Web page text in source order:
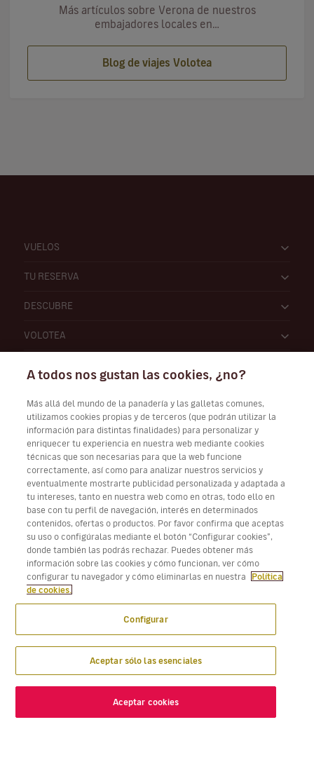
Más artículos sobre Verona de nuestros
embajadores locales en…
Blog de viajes Volotea
VUELOS
TU RESERVA
DESCUBRE
VOLOTEA
Trabaja con nosotros
Descarga Volotea App para iOS y Android
A todos nos gustan las cookies, ¿no?
Más allá del mundo de la panadería y las galletas comunes,
utilizamos cookies propias y de terceros (que podrán utilizar la
información para distintas finalidades) para personalizar y
enriquecer tu experiencia en nuestra web mediante cookies
técnicas que son necesarias para que la web funcione
correctamente, así como para analizar nuestros servicios y
eventualmente mostrarte publicidad personalizada y adaptada a
tu intereses, tanto en nuestra web como en otras, todo ello en
base con tu perfil de navegación, interés en determinados
contenidos, ofertas o productos. Por favor confirma que aceptas
su uso o configúralas mediante el botón “Configurar cookies”,
donde también las podrás rechazar. Puedes obtener más
información sobre las cookies y cómo funcionan, ver cómo
configurar tu navegador y cómo eliminarlas en nuestra
Política
de cookies.
Configurar
Aceptar sólo las esenciales
Aceptar cookies